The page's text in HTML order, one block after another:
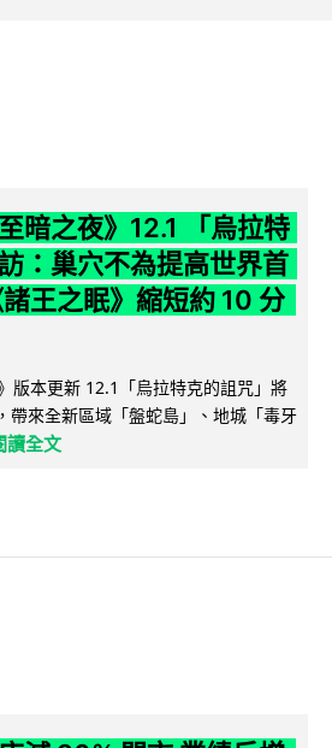
暗之夜》12.1 「烏拉特
：巢穴不為提高世界首
王之眠》縮短約 10 分
版本更新 12.1「烏拉特克的詛咒」將
帶來全新區域「盤蛇島」、地城「毒牙
讀全文